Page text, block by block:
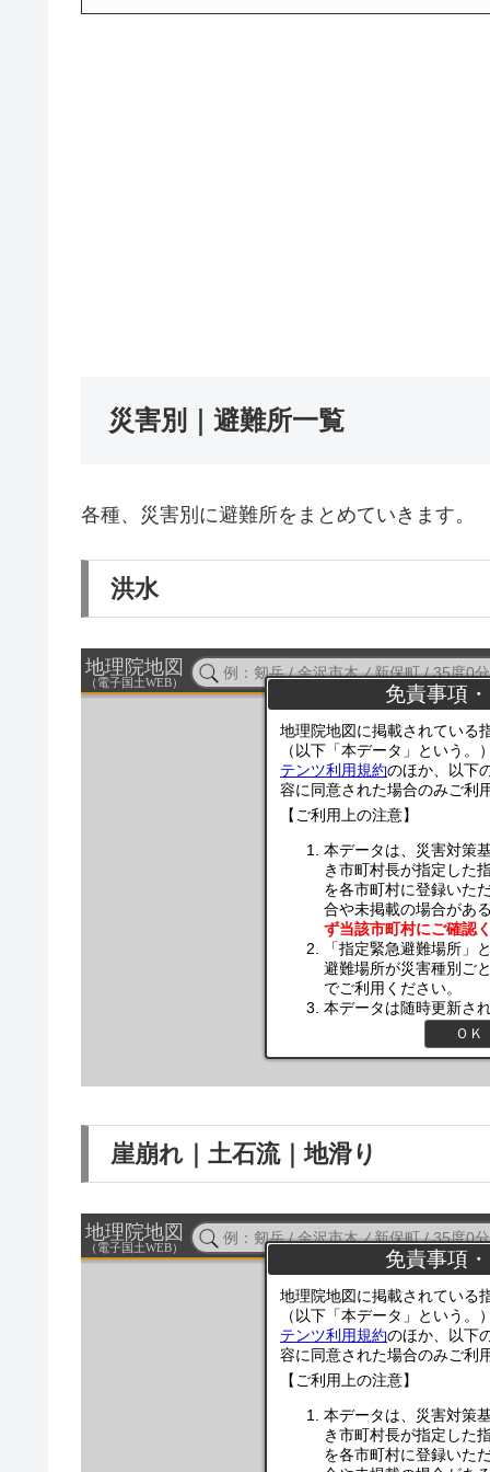
災害別｜避難所一覧
各種、災害別に避難所をまとめていきます。
洪水
崖崩れ｜土石流｜地滑り